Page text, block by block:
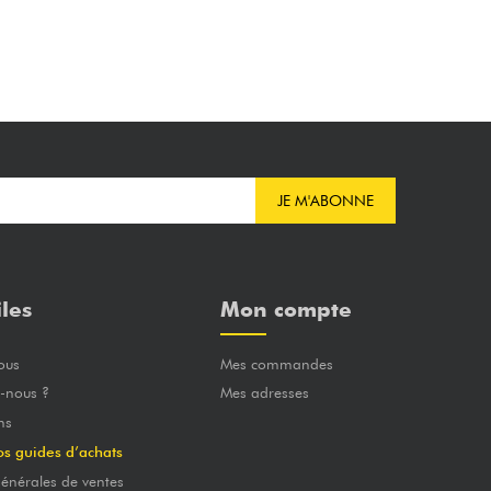
JE M'ABONNE
nous ?
guides d’achats
de ventes
Mon compte
Mes commandes
Mes adresses